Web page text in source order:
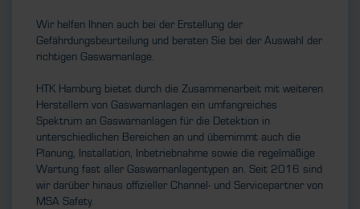
Wir helfen Ihnen auch bei der Erstellung der
Gefährdungsbeurteilung und beraten Sie bei der Auswahl der
richtigen Gaswarnanlage.
HTK Hamburg bietet durch die Zusammenarbeit mit weiteren
Herstellern von Gaswarnanlagen ein umfangreiches
Spektrum an Gaswarnanlagen für die Detektion in
unterschiedlichen Bereichen an und übernimmt auch die
Planung, Installation, Inbetriebnahme sowie die regelmäßige
Wartung fast aller Gaswarnanlagentypen an. Seit 2016 sind
wir darüber hinaus offizieller Channel- und Servicepartner von
MSA Safety.